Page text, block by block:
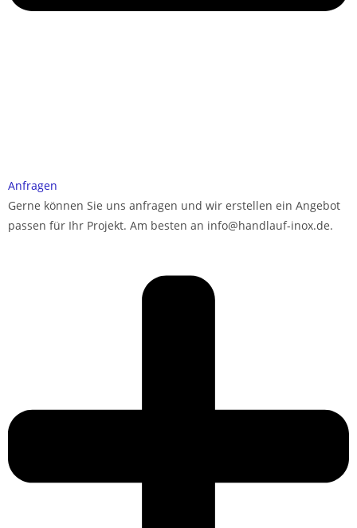
Anfragen
Gerne können Sie uns anfragen und wir erstellen ein Angebot
passen für Ihr Projekt. Am besten an info@handlauf-inox.de.